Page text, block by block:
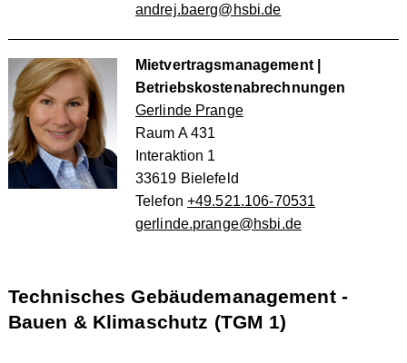
andrej.baerg@hsbi.de
Mietvertragsmanagement |
Betriebskostenabrechnungen
Gerlinde Prange
Raum A 431
Interaktion 1
33619 Bielefeld
Telefon +49.521.106-70531
gerlinde.prange@hsbi.de
Technisches Gebäudemanagement -
Bauen & Klimaschutz (TGM 1)